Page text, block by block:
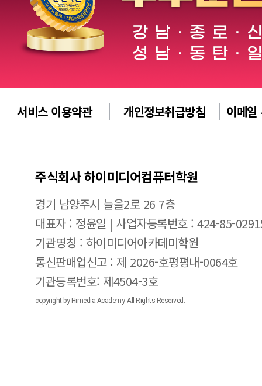
서비스 이용약관 개인정보취급방침 이메일
주식회사 하이미디어컴퓨터학원
경기 남양주시 늘을2로 26 7층
대표자 : 정윤일 | 사업자등록번호 : 424-85-
기관명칭 : 하이미디어아카데미학원
통신판매업신고 : 제 2026-호평평내-0064호
기관등록번호: 제4504-3호
copyright by Himedia Academy. All Rights Reserved.